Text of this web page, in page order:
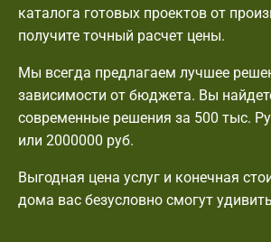
каталога готовых проектов от
получите точный расчет цены.
Мы всегда предлагаем лучшее
зависимости от бюджета. Вы
современные решения за 500 тыс.
или 2000000 руб.
Выгодная цена услуг и конечная
дома вас безусловно смогут